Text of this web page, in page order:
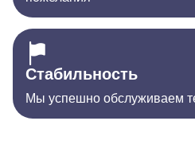
Стабильность
Мы успешно обслуживаем